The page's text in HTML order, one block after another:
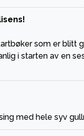
som er blitt
i starten av en
med hele syv